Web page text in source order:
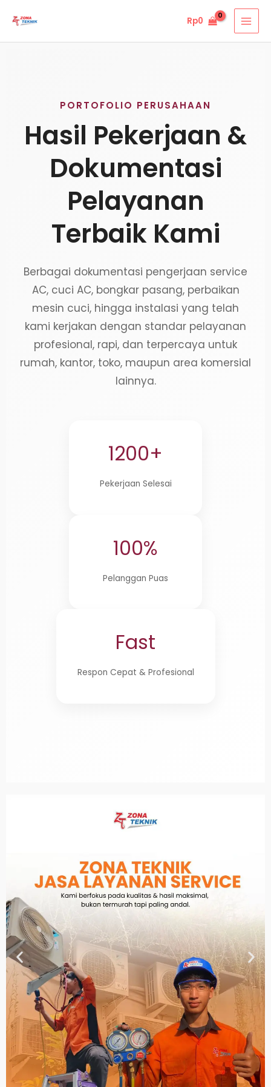
Rp0
PORTOFOLIO PERUSAHAAN
Hasil Pekerjaan &
Dokumentasi
Pelayanan
Terbaik Kami
Berbagai dokumentasi pengerjaan service
AC, cuci AC, bongkar pasang, perbaikan
mesin cuci, hingga instalasi yang telah
kami kerjakan dengan standar pelayanan
profesional, rapi, dan terpercaya untuk
rumah, kantor, toko, maupun area komersial
lainnya.
1200+
Pekerjaan Selesai
100%
Pelanggan Puas
Fast
Respon Cepat & Profesional